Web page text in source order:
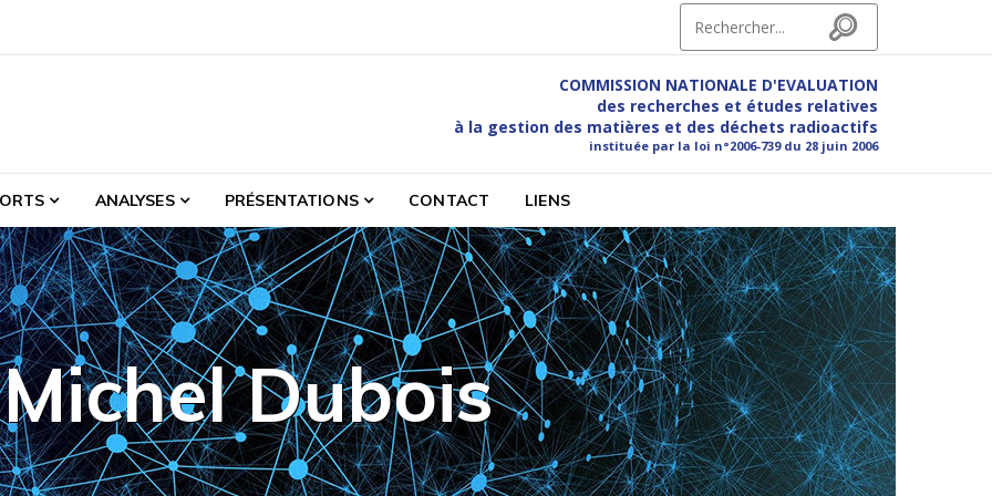
Search
et etudes relatives à la gestion des matières et des déchets radioactifs
ANALYSES PRÉSENTATIONS CONTACT LIENS
COMMISSION NATIONALE D'EVALUATION
des recherches et études relatives
à la gestion des matières et des déchets radioactifs
instituée par la loi n°2006-739 du 28 juin 2006
Michel Dubois